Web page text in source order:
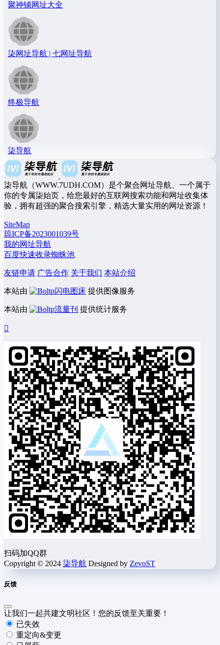
聚神铺网址大全
柒网址导航 | 七网址导航
终极导航
柒导航
柒导航（WWW.7UDH.COM）是个聚合网址导航、一个属于
你的专属柒始页，给您最好的互联网搜索功能和网址收集体
验，拥有超强的聚合搜索引擎，精选大量实用的网址资源！
SiteMap
琼ICP备2023001039号
我的网址导航
百度快速收录蜘蛛池
友链申请 广告合作 关于我们 本站介绍
本站由 闪电图床 提供图像服务
本站由 流量刊 提供统计服务
扫码加QQ群
Copyright © 2024 柒导航 Designed by ZevoST
反馈
让我们一起共建文明社区！您的反馈至关重要！
已失效
重定向&变更